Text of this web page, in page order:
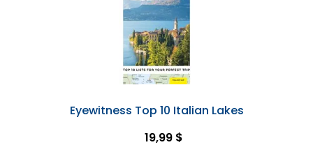
Eyewitness Top 10 Italian Lakes
19,99 $